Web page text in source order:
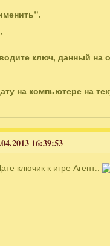
ключ, данный на
на компьютере на
16:39:53
ключик к игре Агент..